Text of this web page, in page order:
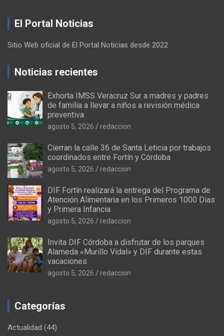
El Portal Noticias
Sitio Web oficial de El Portal Noticias desde 2022
Noticias recientes
Exhorta IMSS Veracruz Sur a madres y padres
de familia a llevar a niños a revisión médica
preventiva
agosto 5, 2026 redaccion
Cierran la calle 36 de Santa Leticia por trabajos
coordinados entre Fortín y Córdoba
agosto 5, 2026 redaccion
DIF Fortín realizará la entrega del Programa de
Atención Alimentaria en los Primeros 1000 Días
y Primera Infancia
agosto 5, 2026 redaccion
Invita DIF Córdoba a disfrutar de los parques
Alameda «Murillo Vidal» y DIF durante estas
vacaciones
agosto 5, 2026 redaccion
Categorías
Actualidad (44)